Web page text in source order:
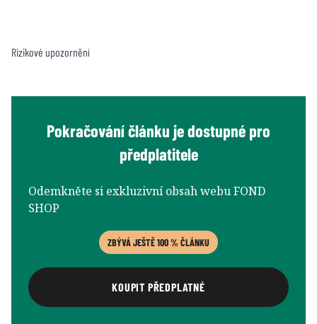
Rizikové upozornění
Pokračování článku je dostupné pro
předplatitele
Odemkněte si exkluzivní obsah webu FOND
SHOP
ZBÝVÁ JEŠTĚ 100 % ČLÁNKU
KOUPIT PŘEDPLATNÉ